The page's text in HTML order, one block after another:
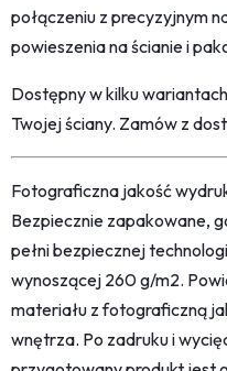
połączeniu z precyzyjnym
powieszenia na ścianie i
Dostępny w kilku
Twojej ściany. Zamów z
Fotograficzna jakość
Bezpiecznie zapakowane,
pełni bezpiecznej
wynoszącej 260 g/m2.
materiału z fotograficzną
wnętrza. Po zadruku i